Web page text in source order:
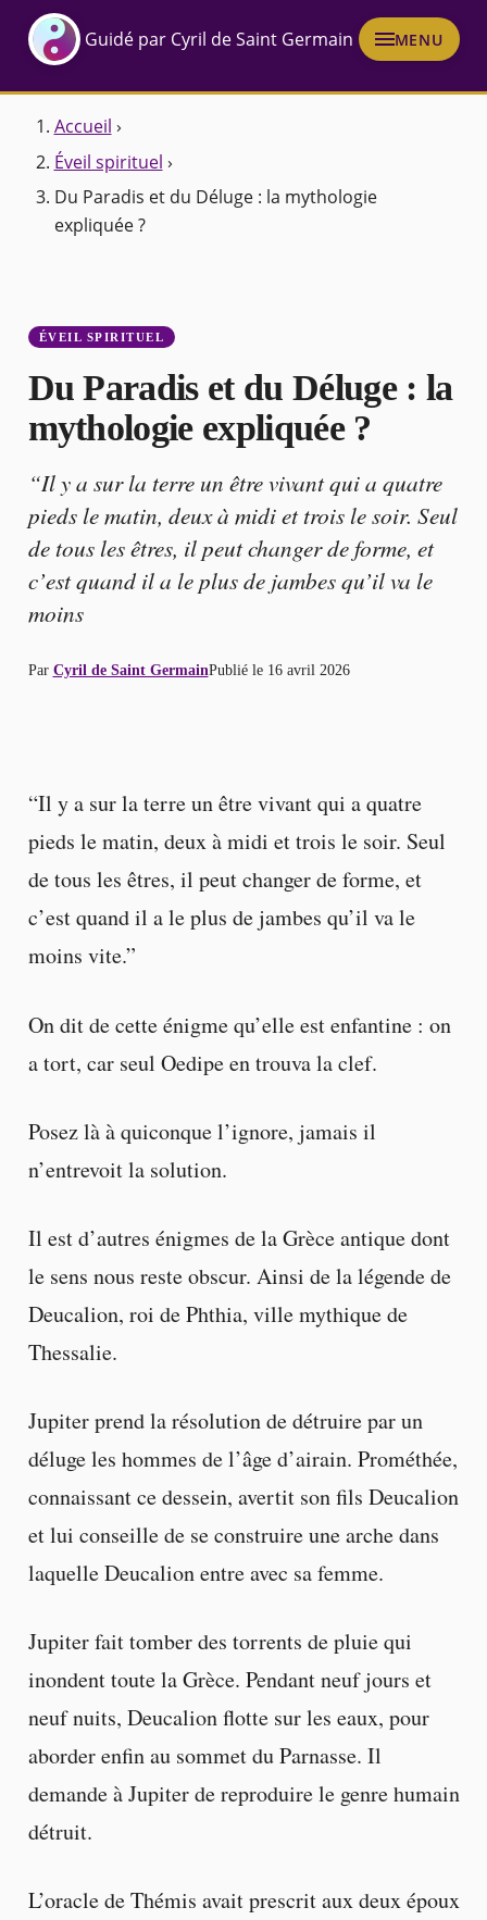
Guidé par Cyril de Saint Germain MENU
Accueil ›
Éveil spirituel ›
Du Paradis et du Déluge : la mythologie
expliquée ?
ÉVEIL SPIRITUEL
Du Paradis et du Déluge : la
mythologie expliquée ?
“Il y a sur la terre un être vivant qui a quatre
pieds le matin, deux à midi et trois le soir. Seul
de tous les êtres, il peut changer de forme, et
c’est quand il a le plus de jambes qu’il va le
moins
Par Cyril de Saint GermainPublié le 16 avril 2026
“Il y a sur la terre un être vivant qui a quatre
pieds le matin, deux à midi et trois le soir. Seul
de tous les êtres, il peut changer de forme, et
c’est quand il a le plus de jambes qu’il va le
moins vite.”
On dit de cette énigme qu’elle est enfantine : on
a tort, car seul Oedipe en trouva la clef.
Posez là à quiconque l’ignore, jamais il
n’entrevoit la solution.
Il est d’autres énigmes de la Grèce antique dont
le sens nous reste obscur. Ainsi de la légende de
Deucalion, roi de Phthia, ville mythique de
Thessalie.
Jupiter prend la résolution de détruire par un
déluge les hommes de l’âge d’airain. Prométhée,
connaissant ce dessein, avertit son fils Deucalion
et lui conseille de se construire une arche dans
laquelle Deucalion entre avec sa femme.
Jupiter fait tomber des torrents de pluie qui
inondent toute la Grèce. Pendant neuf jours et
neuf nuits, Deucalion flotte sur les eaux, pour
aborder enfin au sommet du Parnasse. Il
demande à Jupiter de reproduire le genre humain
détruit.
L’oracle de Thémis avait prescrit aux deux époux